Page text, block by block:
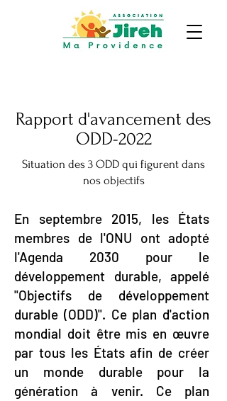
Rapport d'avancement des
ODD-2022
Situation des 3 ODD qui figurent dans
nos objectifs
En septembre 2015, les États
membres de l'ONU ont adopté
l'Agenda 2030 pour le
développement durable, appelé
"Objectifs de développement
durable (ODD)". Ce plan d'action
mondial doit être mis en œuvre
par tous les États afin de créer
un monde durable pour la
génération à venir. Ce plan